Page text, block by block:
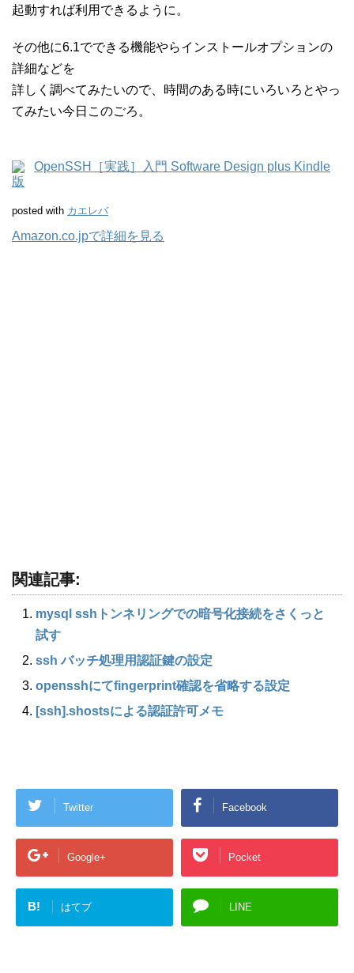
起動すれば利用できるように。
その他に6.1でできる機能やらインストールオプションの
詳細などを
詳しく調べてみたいので、時間のある時にいろいろとやっ
てみたい今日このごろ。
OpenSSH［実践］入門 Software Design plus Kindle
版
posted with カエレバ
Amazon.co.jpで詳細を見る
関連記事:
mysql sshトンネリングでの暗号化接続をさくっと
試す
ssh バッチ処理用認証鍵の設定
opensshにてfingerprint確認を省略する設定
[ssh].shostsによる認証許可メモ
Twitter Facebook
Google+ Pocket
B! はてブ LINE